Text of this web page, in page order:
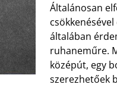
Általánosan
általában
ruhaneműre.
középút, egy
szerezhetőek